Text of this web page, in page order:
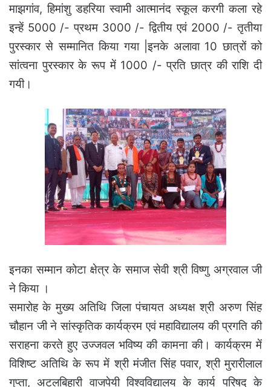
माझगांव, हिमांशु डहरिया स्वामी आत्मानंद स्कूल करगी कला रहे
इन्हें 5000 /- प्रथम 3000 /- द्वितीय एवं 2000 /- तृतीया
पुरस्कार से सम्मानित किया गया |इनके अलावा 10 छात्रों को
सांत्वना पुरस्कार के रूप में 1000 /- प्रति छात्र की राशि दी
गयी।
इनका सम्मान कोटा क्षेत्र के समाज सेवी श्री विष्णु अग्रवाल जी
ने किया ।
समारोह के मुख्य अतिथि जिला पंचायत अध्यक्ष श्री अरुण सिंह
चौहान जी ने सांस्कृतिक कार्यक्रम एवं महाविद्यालय की प्रगति की
सराहना करते हुए उज्जवल भविष्य की कामना की। कार्यक्रम में
विशिष्ट अतिथि के रूप में श्री मंजीत सिंह पवार, श्री मुरारीलाल
गुप्ता, अटलबिहारी वाजपेयी विश्वविद्यालय के कार्य परिषद के